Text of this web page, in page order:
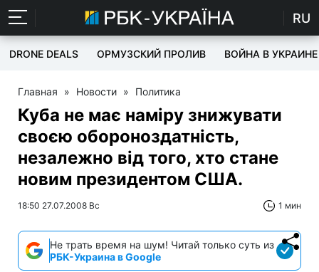
RU
DRONE DEALS ОРМУЗСКИЙ ПРОЛИВ ВОЙНА В УКРАИНЕ
Главная » Новости » Политика
Куба не має наміру знижувати
своєю обороноздатність,
незалежно від того, хто стане
новим президентом США.
18:50 27.07.2008 Вс 1 мин
Не трать время на шум! Читай только суть из
РБК-Украина в Google